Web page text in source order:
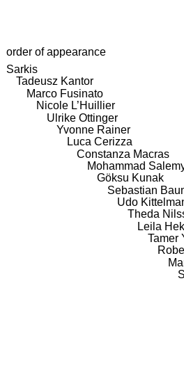
order of appearance
Sarkis
Tadeusz Kantor
Marco Fusinato
Nicole L’Huillier
Ulrike Ottinger
Yvonne Rainer
Luca Cerizza
Constanza Macras
Mohammad
Göksu Kunak
Sebastian
Udo
Theda
Leila
Tamer